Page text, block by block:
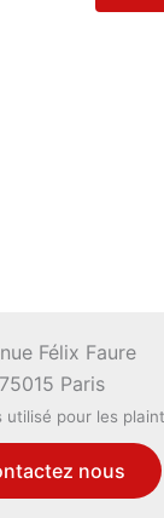
Félix Faure
75015 Paris
utilisé pour les
nous